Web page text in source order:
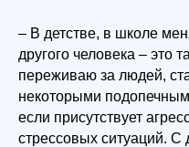
– В детстве, в школе
другого человека – это
переживаю за людей,
некоторыми
если присутствует
стрессовых ситуаций. С